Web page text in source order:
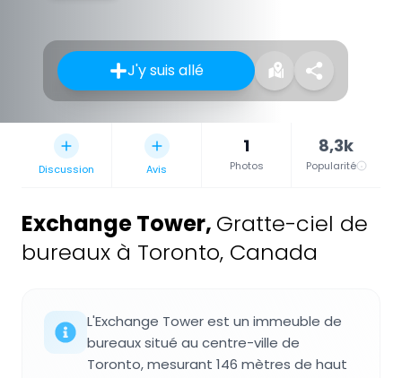
J'y suis allé
Discussion Avis
1
Photos
8,3k
Popularité
Exchange Tower, Gratte-ciel de
bureaux à Toronto, Canada
L'Exchange Tower est un immeuble de
bureaux situé au centre-ville de
Toronto, mesurant 146 mètres de haut